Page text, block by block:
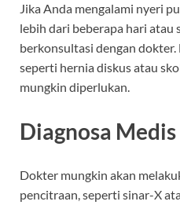
Jika Anda mengalami nyeri
lebih dari beberapa hari atau
berkonsultasi dengan dokter.
seperti hernia diskus atau
mungkin diperlukan.
Diagnosa Medis
Dokter mungkin akan
pencitraan, seperti sinar-X